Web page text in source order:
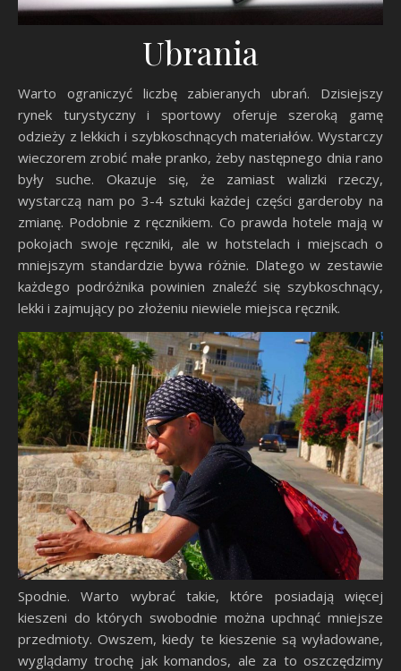
Ubrania
Warto ograniczyć liczbę zabieranych ubrań. Dzisiejszy
rynek turystyczny i sportowy oferuje szeroką gamę
odzieży z lekkich i szybkoschnących materiałów. Wystarczy
wieczorem zrobić małe pranko, żeby następnego dnia rano
były suche. Okazuje się, że zamiast walizki rzeczy,
wystarczą nam po 3-4 sztuki każdej części garderoby na
zmianę. Podobnie z ręcznikiem. Co prawda hotele mają w
pokojach swoje ręczniki, ale w hotstelach i miejscach o
mniejszym standardzie bywa różnie. Dlatego w zestawie
każdego podróżnika powinien znaleźć się szybkoschnący,
lekki i zajmujący po złożeniu niewiele miejsca ręcznik.
Spodnie. Warto wybrać takie, które posiadają więcej
kieszeni do których swobodnie można upchnąć mniejsze
przedmioty. Owszem, kiedy te kieszenie są wyładowane,
wyglądamy trochę jak komandos, ale za to oszczędzimy